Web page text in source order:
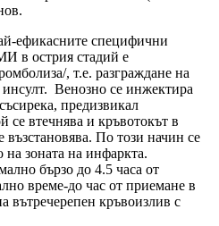
ефикасните специфични
в острия стадий е
, т.е. разграждане на
Венозно се инжектира
предизвикал
се втечнява и кръвотокът в
възстановява. По този начин се
на зоната на инфаркта.
бързо до 4.5 часа от
време-до час от приемане в
вътречерепен кръвоизлив с